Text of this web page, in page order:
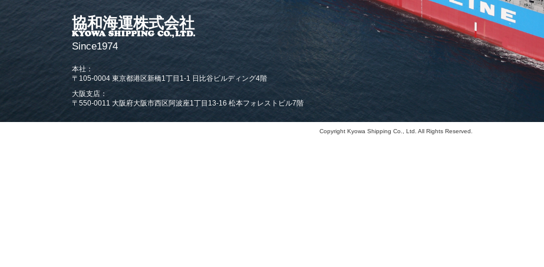
協和海運株式会社
Since1974
本社：
〒105-0004 東京都港区新橋1丁目1-1 日比谷ビルディング4階
大阪支店：
〒550-0011 大阪府大阪市西区阿波座1丁目13-16 松本フォレストビル7階
Copyright Kyowa Shipping Co., Ltd. All Rights Reserved.